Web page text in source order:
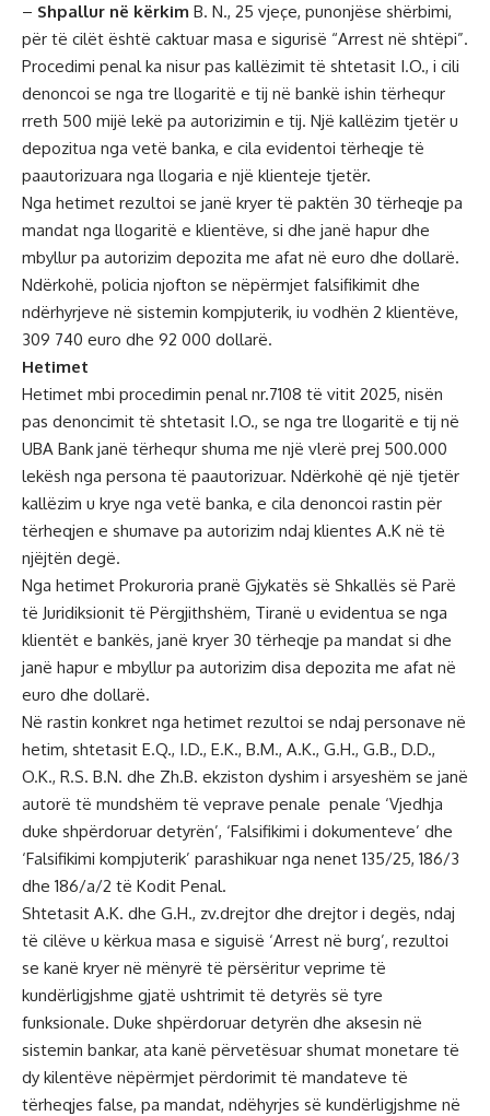
– Shpallur në kërkim B. N., 25 vjeçe, punonjëse shërbimi,
për të cilët është caktuar masa e sigurisë “Arrest në shtëpi”.
Procedimi penal ka nisur pas kallëzimit të shtetasit I.O., i cili
denoncoi se nga tre llogaritë e tij në bankë ishin tërhequr
rreth 500 mijë lekë pa autorizimin e tij. Një kallëzim tjetër u
depozitua nga vetë banka, e cila evidentoi tërheqje të
paautorizuara nga llogaria e një klienteje tjetër.
Nga hetimet rezultoi se janë kryer të paktën 30 tërheqje pa
mandat nga llogaritë e klientëve, si dhe janë hapur dhe
mbyllur pa autorizim depozita me afat në euro dhe dollarë.
Ndërkohë, policia njofton se nëpërmjet falsifikimit dhe
ndërhyrjeve në sistemin kompjuterik, iu vodhën 2 klientëve,
309 740 euro dhe 92 000 dollarë.
Hetimet
Hetimet mbi procedimin penal nr.7108 të vitit 2025, nisën
pas denoncimit të shtetasit I.O., se nga tre llogaritë e tij në
UBA Bank janë tërhequr shuma me një vlerë prej 500.000
lekësh nga persona të paautorizuar. Ndërkohë që një tjetër
kallëzim u krye nga vetë banka, e cila denoncoi rastin për
tërheqjen e shumave pa autorizim ndaj klientes A.K në të
njëjtën degë.
Nga hetimet Prokuroria pranë Gjykatës së Shkallës së Parë
të Juridiksionit të Përgjithshëm, Tiranë u evidentua se nga
klientët e bankës, janë kryer 30 tërheqje pa mandat si dhe
janë hapur e mbyllur pa autorizim disa depozita me afat në
euro dhe dollarë.
Në rastin konkret nga hetimet rezultoi se ndaj personave në
hetim, shtetasit E.Q., I.D., E.K., B.M., A.K., G.H., G.B., D.D.,
O.K., R.S. B.N. dhe Zh.B. ekziston dyshim i arsyeshëm se janë
autorë të mundshëm të veprave penale penale ‘Vjedhja
duke shpërdoruar detyrën’, ‘Falsifikimi i dokumenteve’ dhe
‘Falsifikimi kompjuterik’ parashikuar nga nenet 135/25, 186/3
dhe 186/a/2 të Kodit Penal.
Shtetasit A.K. dhe G.H., zv.drejtor dhe drejtor i degës, ndaj
të cilëve u kërkua masa e siguisë ‘Arrest në burg’, rezultoi
se kanë kryer në mënyrë të përsëritur veprime të
kundërligjshme gjatë ushtrimit të detyrës së tyre
funksionale. Duke shpërdoruar detyrën dhe aksesin në
sistemin bankar, ata kanë përvetësuar shumat monetare të
dy kilentëve nëpërmjet përdorimit të mandateve të
tërheqjes false, pa mandat, ndëhyrjes së kundërligjshme në